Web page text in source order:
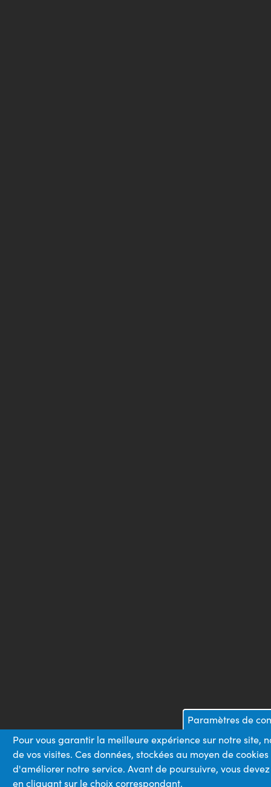
Paramètres de
Pour vous garantir la meilleure expérience sur notre site,
de vos visites. Ces données, stockées au moyen de
d'améliorer notre service. Avant de poursuivre, vous
en cliquant sur le choix correspondant.